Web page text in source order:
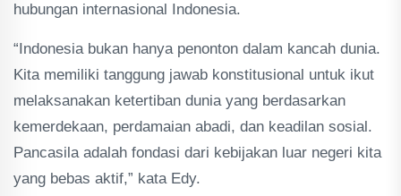
hubungan internasional Indonesia.
“Indonesia bukan hanya penonton dalam kancah dunia.
Kita memiliki tanggung jawab konstitusional untuk ikut
melaksanakan ketertiban dunia yang berdasarkan
kemerdekaan, perdamaian abadi, dan keadilan sosial.
Pancasila adalah fondasi dari kebijakan luar negeri kita
yang bebas aktif,” kata Edy.